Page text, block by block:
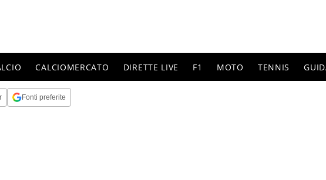
CALCIOMERCATO DIRETTE LIVE F1 MOTO TENNIS
Fonti preferite